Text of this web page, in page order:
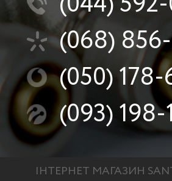
(068)
(050)
(093)198-
ІНТЕРНЕТ МАГАЗИН